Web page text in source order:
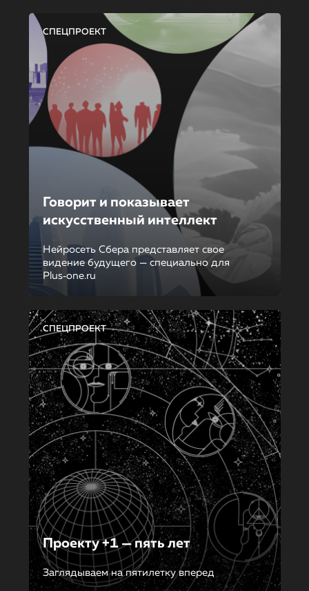
СПЕЦПРОЕКТ
Говорит и показывает
искусственный интеллект
Нейросеть Сбера представляет свое
видение будущего — специально для
Plus‑one.ru
СПЕЦПРОЕКТ
Проекту +1 — пять лет
Заглядываем на пятилетку вперед